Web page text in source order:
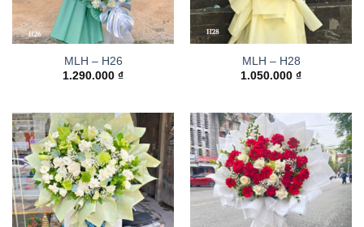
MLH – H26
1.290.000 ₫
MLH – H28
1.050.000 ₫